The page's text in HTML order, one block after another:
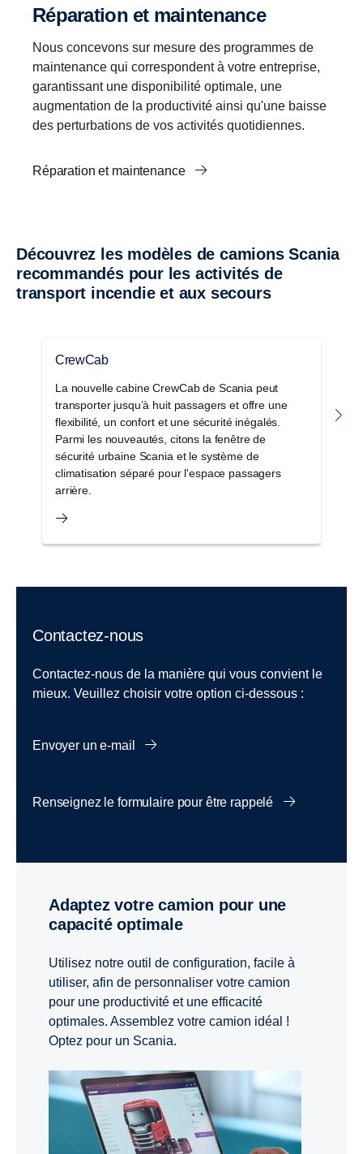
Réparation et maintenance
Nous concevons sur mesure des programmes de
maintenance qui correspondent à votre entreprise,
garantissant une disponibilité optimale, une
augmentation de la productivité ainsi qu'une baisse
des perturbations de vos activités quotidiennes.
Réparation et maintenance
Découvrez les modèles de camions Scania
recommandés pour les activités de
transport incendie et aux secours
CrewCab
La nouvelle cabine CrewCab de Scania peut
transporter jusqu’à huit passagers et offre une
flexibilité, un confort et une sécurité inégalés.
Parmi les nouveautés, citons la fenêtre de
sécurité urbaine Scania et le système de
climatisation séparé pour l'espace passagers
arrière.
Contactez-nous
Contactez-nous de la manière qui vous convient le
mieux. Veuillez choisir votre option ci-dessous :
Envoyer un e-mail
Renseignez le formulaire pour être rappelé
Adaptez votre camion pour une
capacité optimale
Utilisez notre outil de configuration, facile à
utiliser, afin de personnaliser votre camion
pour une productivité et une efficacité
optimales. Assemblez votre camion idéal !
Optez pour un Scania.